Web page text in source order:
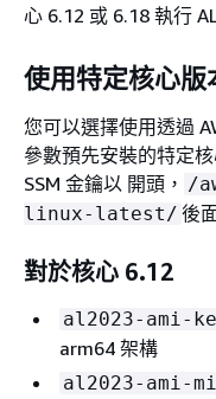
心 6.12 或 6.18 執行
使用特定核心
您可以選擇使用透過
參數預先安裝的特定
SSM 金鑰以 開頭， /
linux-latest/ 後
對於核心 6.12
al2023-ami-
arm64 架構
al2023-ami-